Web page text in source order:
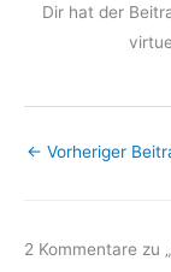
Dir hat der
← Vorheriger
2 Kommentare zu